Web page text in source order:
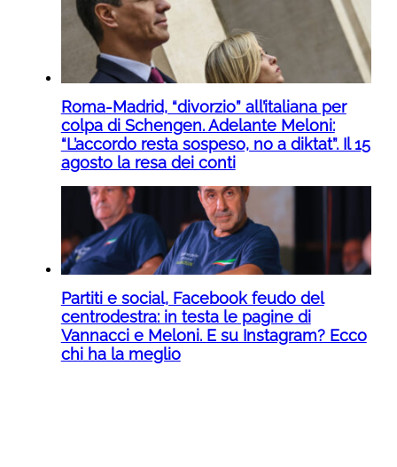
Roma-Madrid, “divorzio” all’italiana per
colpa di Schengen. Adelante Meloni:
“L’accordo resta sospeso, no a diktat”. Il 15
agosto la resa dei conti
Partiti e social, Facebook feudo del
centrodestra: in testa le pagine di
Vannacci e Meloni. E su Instagram? Ecco
chi ha la meglio